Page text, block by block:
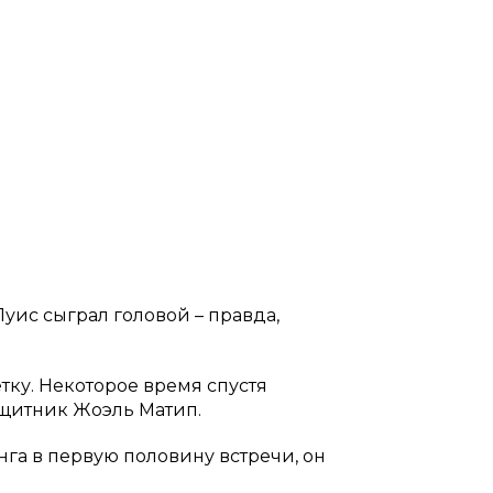
сыграл головой – правда,
Некоторое время спустя
Жоэль Матип.
в первую половину встречи, он